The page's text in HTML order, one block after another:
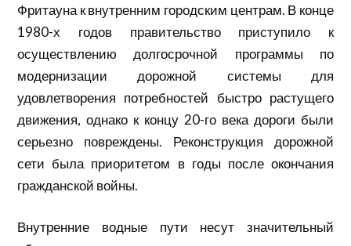
Фритауна к внутренним городским центрам. В конце
1980-х годов правительство приступило к
осуществлению долгосрочной программы по
модернизации дорожной системы для
удовлетворения потребностей быстро растущего
движения, однако к концу 20-го века дороги были
серьезно повреждены. Реконструкция дорожной
сети была приоритетом в годы после окончания
гражданской войны.
Внутренние водные пути несут значительный